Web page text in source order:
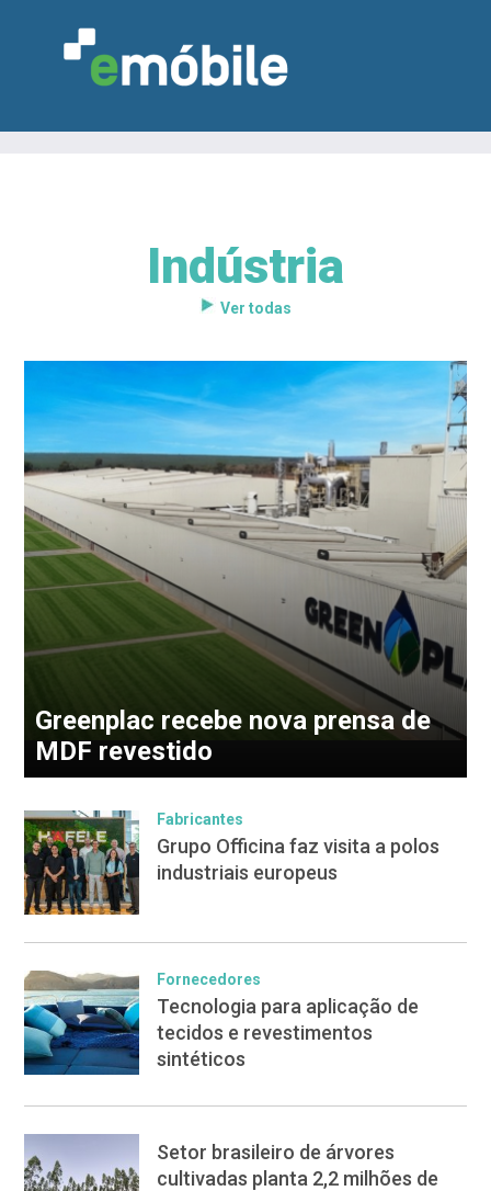
MARCENARIA
DESIGN & DECORAÇÃO
NOTÍCIAS
Indústria
Ver todas
Greenplac recebe nova prensa de
MDF revestido
Fabricantes
Grupo Officina faz visita a polos
industriais europeus
Fornecedores
Tecnologia para aplicação de
tecidos e revestimentos
sintéticos
Setor brasileiro de árvores
cultivadas planta 2,2 milhões de